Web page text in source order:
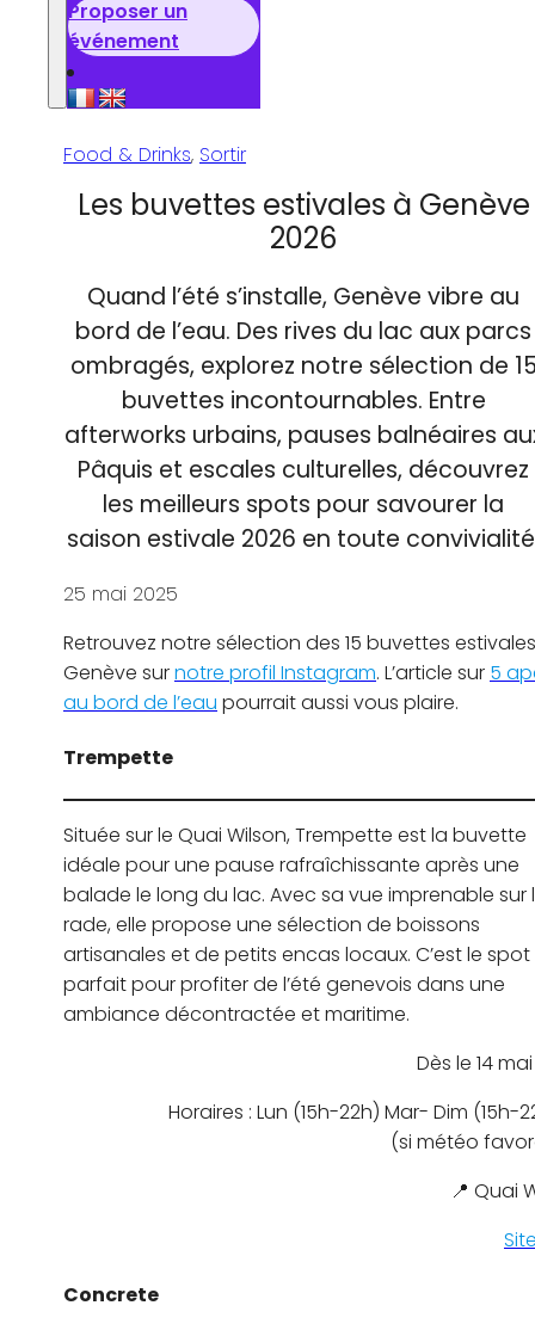
Proposer un
événement
Food & Drinks, Sortir
Les buvettes estivales à Genève
2026
Quand l’été s’installe, Genève vibre au
bord de l’eau. Des rives du lac aux parcs
ombragés, explorez notre sélection de
buvettes incontournables. Entre
afterworks urbains, pauses balnéaires
Pâquis et escales culturelles, découvrez
les meilleurs spots pour savourer la
saison estivale 2026 en toute
25 mai 2025
Retrouvez notre sélection des 15 buvettes
Genève surnotre profil Instagram. L’article sur 5
au bord de l’eau pourrait aussi vous plaire.
Trempette
Située sur le Quai Wilson, Trempette est la buvette
idéale pour une pause rafraîchissante après une
balade le long du lac. Avec sa vue imprenable sur
rade, elle propose une sélection de boissons
artisanales et de petits encas locaux. C’est le spot
parfait pour profiter de l’été genevois dans une
ambiance décontractée et maritime.
Dès le 14
Horaires : Lun (15h-22h) Mar- Dim (15h-
(si météo
📍 Quai
Concrete